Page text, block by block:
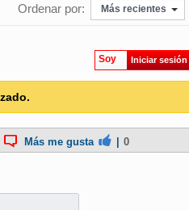
Ordenar por: Más recientes
Soy Iniciar sesión
Más me gusta 0